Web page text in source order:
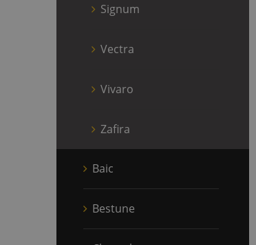
Signum
Vectra
Vivaro
Zafira
Baic
Bestune